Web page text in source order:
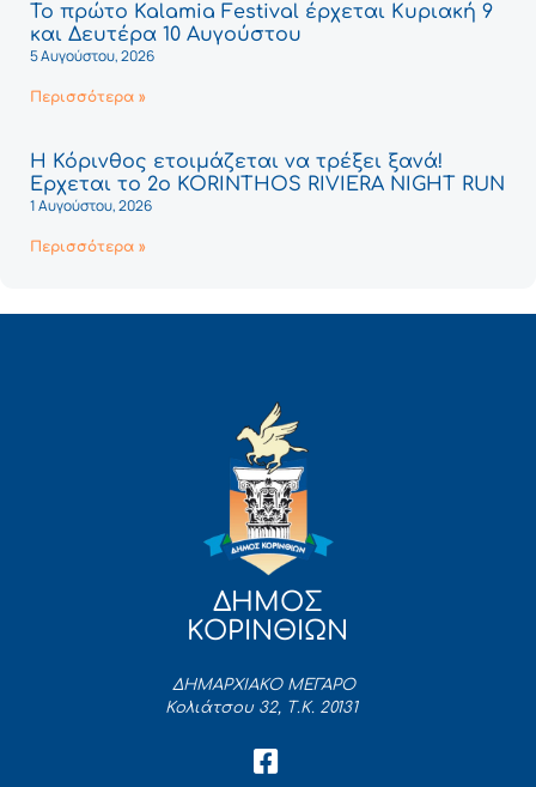
Το πρώτο Kalamia Festival έρχεται Κυριακή 9
και Δευτέρα 10 Αυγούστου
5 Αυγούστου, 2026
Περισσότερα »
Η Κόρινθος ετοιμάζεται να τρέξει ξανά!
Έρχεται το 2ο KORINTHOS RIVIERA NIGHT RUN
1 Αυγούστου, 2026
Περισσότερα »
ΔΗΜΟΣ
ΚΟΡΙΝΘΙΩΝ
ΔΗΜΑΡΧΙΑΚΟ ΜΕΓΑΡΟ
Κολιάτσου 32, Τ.Κ. 20131